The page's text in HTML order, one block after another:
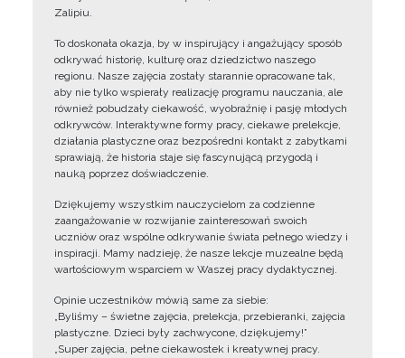
Zalipiu.
To doskonała okazja, by w inspirujący i angażujący sposób
odkrywać historię, kulturę oraz dziedzictwo naszego
regionu. Nasze zajęcia zostały starannie opracowane tak,
aby nie tylko wspierały realizację programu nauczania, ale
również pobudzały ciekawość, wyobraźnię i pasję młodych
odkrywców. Interaktywne formy pracy, ciekawe prelekcje,
działania plastyczne oraz bezpośredni kontakt z zabytkami
sprawiają, że historia staje się fascynującą przygodą i
nauką poprzez doświadczenie.
Dziękujemy wszystkim nauczycielom za codzienne
zaangażowanie w rozwijanie zainteresowań swoich
uczniów oraz wspólne odkrywanie świata pełnego wiedzy i
inspiracji. Mamy nadzieję, że nasze lekcje muzealne będą
wartościowym wsparciem w Waszej pracy dydaktycznej.
Opinie uczestników mówią same za siebie:
„Byliśmy – świetne zajęcia, prelekcja, przebieranki, zajęcia
plastyczne. Dzieci były zachwycone, dziękujemy!”
„Super zajęcia, pełne ciekawostek i kreatywnej pracy.